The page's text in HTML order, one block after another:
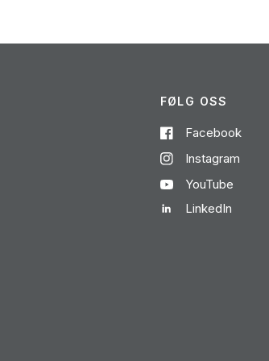
FØLG OSS
Facebook
Instagram
YouTube
LinkedIn